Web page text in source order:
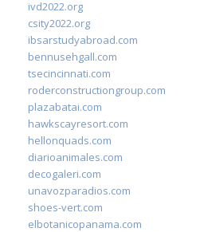
ivd2022.org
csity2022.org
ibsarstudyabroad.com
bennusehgall.com
tsecincinnati.com
roderconstructiongroup.com
plazabatai.com
hawkscayresort.com
hellonquads.com
diarioanimales.com
decogaleri.com
unavozparadios.com
shoes-vert.com
elbotanicopanama.com